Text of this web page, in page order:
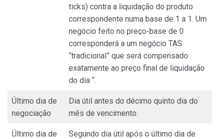
ticks) contra a liquidação do produto
correspondente numa base de 1 a 1. Um
negócio feito no preço-base de 0
corresponderá a um negócio TAS
“tradicional” que será compensado
exatamente ao preço final de liquidação
do dia “.
Último dia de
negociação
Dia útil antes do décimo quinto dia do
mês de vencimento.
Último dia de
Segundo dia útil após o último dia de